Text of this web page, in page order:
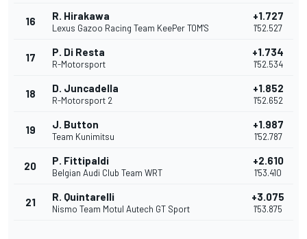
16 R. Hirakawa
Lexus Gazoo Racing Team KeePer TOM'S
+1.727
1'52.527
17 P. Di Resta
R-Motorsport
+1.734
1'52.534
18 D. Juncadella
R-Motorsport 2
+1.852
1'52.652
19 J. Button
Team Kunimitsu
+1.987
1'52.787
20 P. Fittipaldi
Belgian Audi Club Team WRT
+2.610
1'53.410
21 R. Quintarelli
Nismo Team Motul Autech GT Sport
+3.075
1'53.875